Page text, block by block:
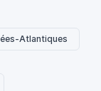
Atlantiques